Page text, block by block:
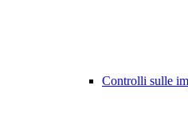
Controlli sulle